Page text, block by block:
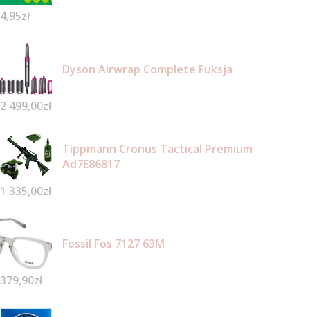
4,95zł
Dyson Airwrap Complete Fuksja
2 499,00zł
Tippmann Cronus Tactical Premium
Ad7E86817
1 335,00zł
Fossil Fos 7127 63M
379,90zł